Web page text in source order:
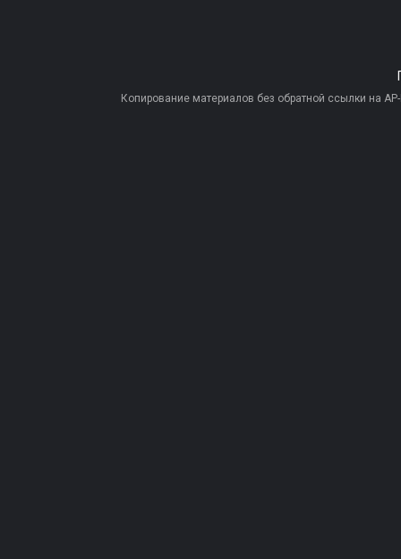
Копирование материалов без обратной ссылки на